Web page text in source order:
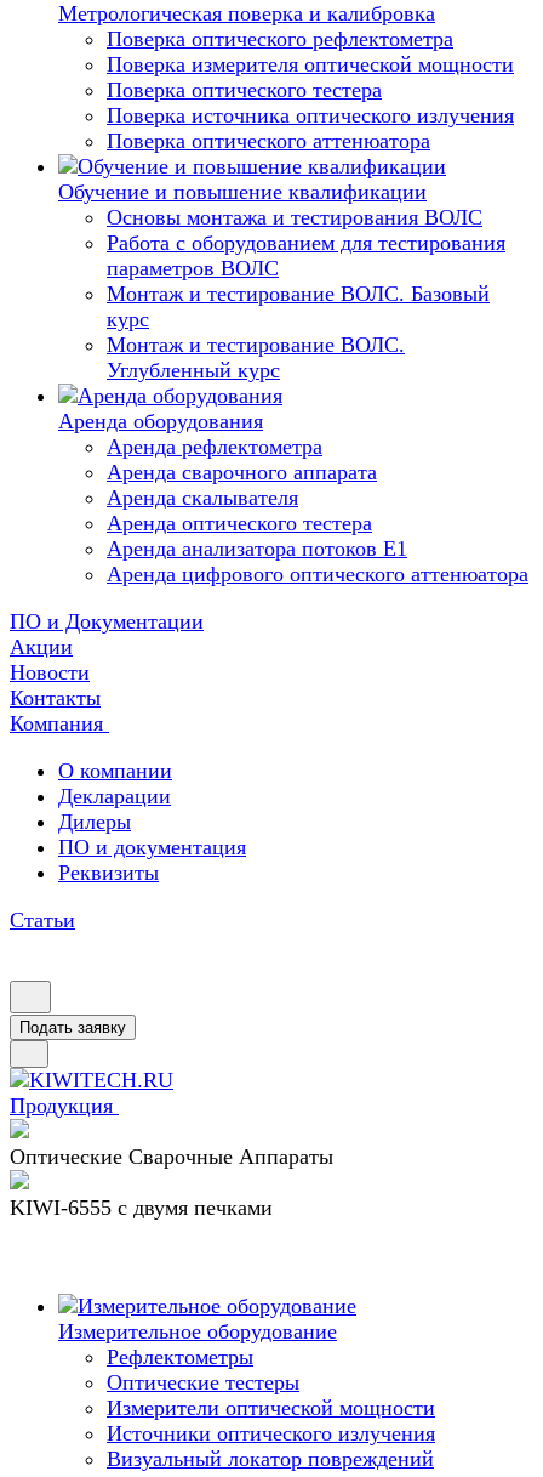
Метрологическая поверка и калибровка
Поверка оптического рефлектометра
Поверка измерителя оптической мощности
Поверка оптического тестера
Поверка источника оптического излучения
Поверка оптического аттенюатора
Обучение и повышение квалификации
Основы монтажа и тестирования ВОЛС
Работа с оборудованием для тестирования
параметров ВОЛС
Монтаж и тестирование ВОЛС. Базовый
курс
Монтаж и тестирование ВОЛС.
Углубленный курс
Аренда оборудования
Аренда рефлектометра
Аренда сварочного аппарата
Аренда скалывателя
Аренда оптического тестера
Аренда анализатора потоков Е1
Аренда цифрового оптического аттенюатора
ПО и Документации
Акции
Новости
Контакты
Компания
О компании
Декларации
Дилеры
ПО и документация
Реквизиты
Статьи
Подать заявку
Продукция
Оптические Сварочные Аппараты
KIWI-6555 c двумя печками
Измерительное оборудование
Рефлектометры
Оптические тестеры
Измерители оптической мощности
Источники оптического излучения
Визуальный локатор повреждений